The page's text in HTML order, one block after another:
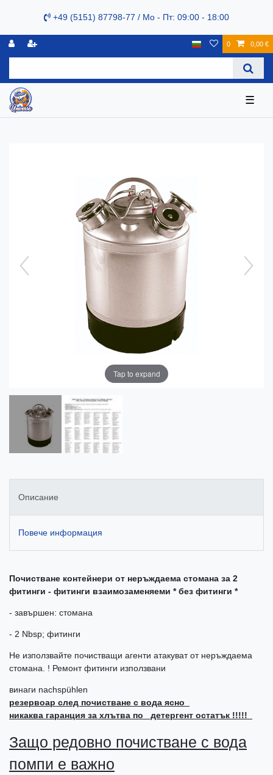
+49 (5151) 87798-77 / Mo - Пт: 09:00 - 18:00
0 0,00 €
☰
Tap to expand
Описание
Повече информация
Почистване контейнери от неръждаема стомана за 2
фитинги - фитинги взаимозаменяеми * без фитинги *
- завършен: стомана
- 2 Nbsp; фитинги
Не използвайте почистващи агенти атакуват от неръждаема
стомана. ! Ремонт фитинги използвани
винаги nachspühlen
резервоар след почистване с вода ясно
никаква гаранция за хлътва по детергент остатък !!!!!
Защо редовно почистване с вода
помпи е важно